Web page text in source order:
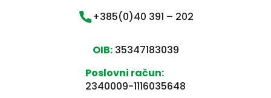
+385(0)40 391 – 202
OIB:35347183039
Poslovni račun:
2340009-1116035648